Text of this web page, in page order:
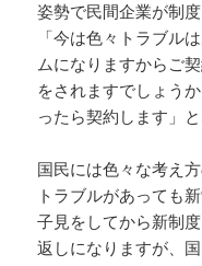
姿勢で民間企業が制
「今は色々トラブル
ムになりますからご
をされますでしょう
ったら契約します」
国民には色々な考え
トラブルがあっても
子見をしてから新制
返しになりますが、